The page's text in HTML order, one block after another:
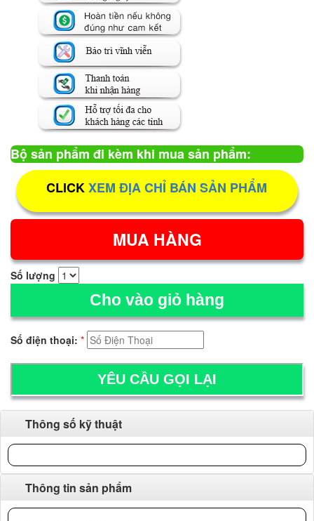
Bộ sản phẩm đi kèm khi mua sản phẩm:
CLICKXEM ĐỊA CHỈ BÁN SẢN PHẨM
Số lượng
Cho vào giỏ hàng
Số điện thoại: *
Thông số kỹ thuật
Thông tin sản phẩm